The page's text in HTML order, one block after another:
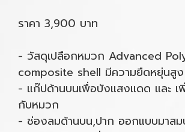
ราคา 3,900 บาท
- วัสดุเปลือกหมวก Advanced
composite shell มีความยืดหยุ่นสูง
- แก๊ปด้านบนเพื่อบังแสงแดด และ เ
กับหมวก
- ช่องลมด้านบน,ปาก ออกแบบมาส